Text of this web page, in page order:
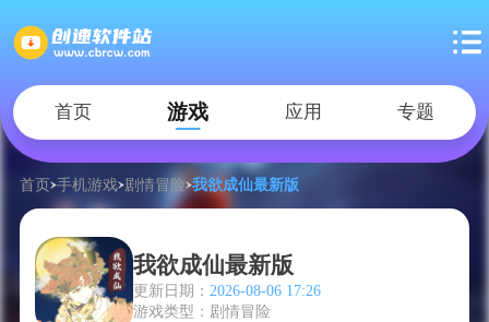
首页 游戏 应用 专题
首页 手机游戏 剧情冒险 我欲成仙最新版
我欲成仙最新版
更新日期： 2026-08-06 17:26
游戏类型：剧情冒险